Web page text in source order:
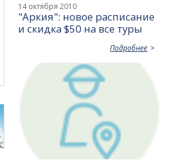
14 октября 2010
"Аркия": новое расписание
и скидка $50 на все туры
Подробнее